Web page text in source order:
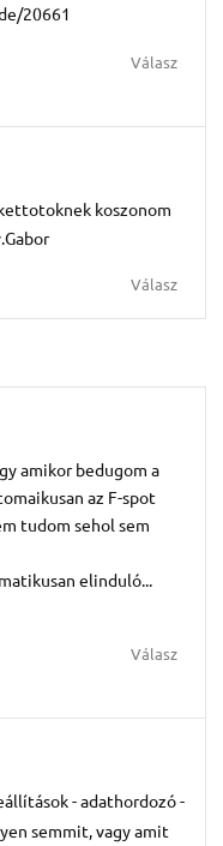
20661
Válasz
koszonom
Válasz
amikor bedugom a
az F-spot
tudom sehol sem
elinduló...
Válasz
- adathordozó -
semmit, vagy amit